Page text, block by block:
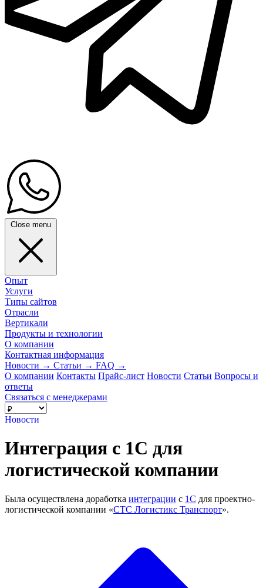
Close menu
Опыт
Услуги
Типы сайтов
Отрасли
Вертикали
Продукты и технологии
О компании
Контактная информация
Новости → Статьи → FAQ →
О компании Контакты Прайс-лист Новости Статьи Вопросы и
ответы
Связаться с менеджерами
Новости
Интеграция с 1С для
логистической компании
Была осуществлена доработка интеграции с 1С для проектно-
логистической компании «СТС Логистикс Транспорт».